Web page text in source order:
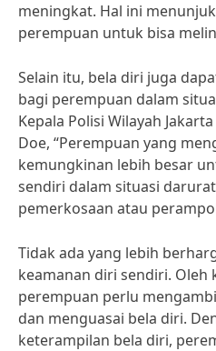
meningkat. Hal ini
perempuan untuk bisa
Selain itu, bela diri juga
bagi perempuan dalam
Kepala Polisi Wilayah
Doe, “Perempuan yang
kemungkinan lebih besar
sendiri dalam situasi
pemerkosaan atau
Tidak ada yang lebih
keamanan diri sendiri. Oleh
perempuan perlu
dan menguasai bela diri.
keterampilan bela diri,